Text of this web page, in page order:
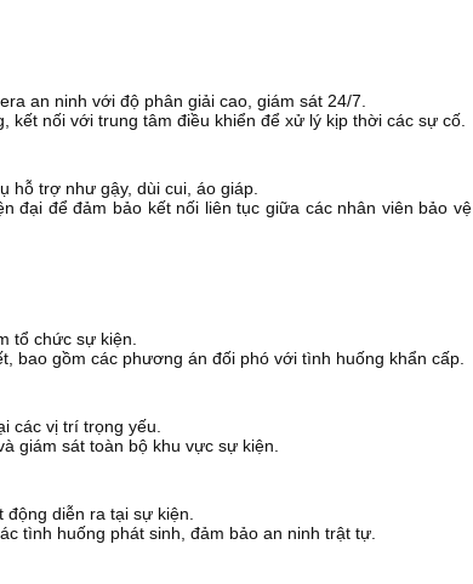
an ninh với độ phân giải cao, giám sát 24/7.
kết nối với trung tâm điều khiển để xử lý kịp thời các sự cố.
hỗ trợ như gậy, dùi cui, áo giáp.
đại để đảm bảo kết nối liên tục giữa các nhân viên bảo vệ
tổ chức sự kiện.
bao gồm các phương án đối phó với tình huống khẩn cấp.
các vị trí trọng yếu.
giám sát toàn bộ khu vực sự kiện.
diễn ra tại sự kiện.
tình huống phát sinh, đảm bảo an ninh trật tự.